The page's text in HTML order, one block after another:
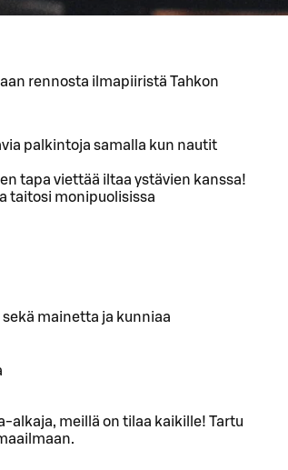
rennosta ilmapiiristä Tahkon
palkintoja samalla kun nautit
tapa viettää iltaa ystävien kanssa!
taitosi monipuolisissa
mainetta ja kunniaa
alkaja, meillä on tilaa kaikille! Tartu